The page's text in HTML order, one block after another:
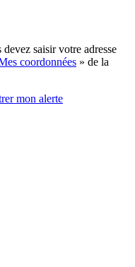
saisir votre adresse
coordonnées » de la
mon alerte